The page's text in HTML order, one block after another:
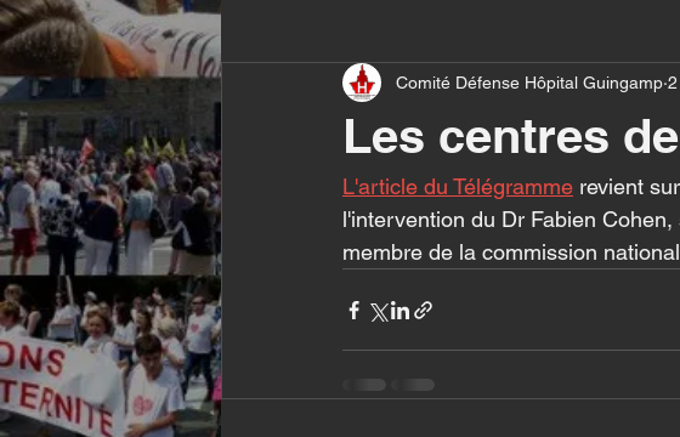
Les centres
Comité Défense Hôpital Guingamp 2
L'article du Télégramme revient
l'intervention du Dr Fabien
membre de la commission